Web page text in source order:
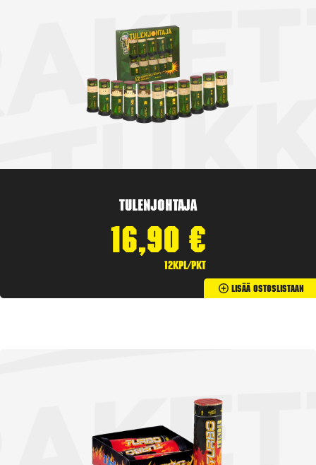
Tulenjohtaja
16,90 €
12kpl/pkt
Lisää Ostoslistaan